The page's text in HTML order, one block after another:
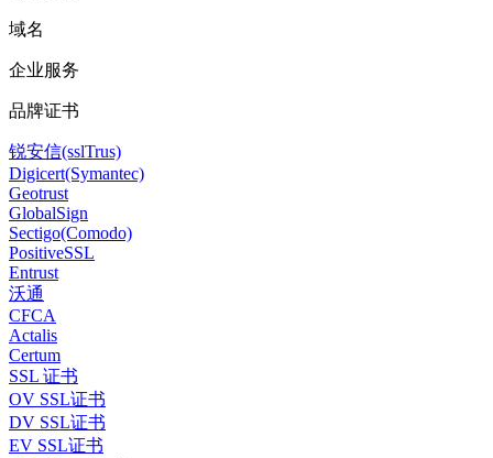
域名
企业服务
品牌证书
锐安信(sslTrus)
Digicert(Symantec)
Geotrust
GlobalSign
Sectigo(Comodo)
PositiveSSL
Entrust
沃通
CFCA
Actalis
Certum
SSL 证书
OV SSL证书
DV SSL证书
EV SSL证书